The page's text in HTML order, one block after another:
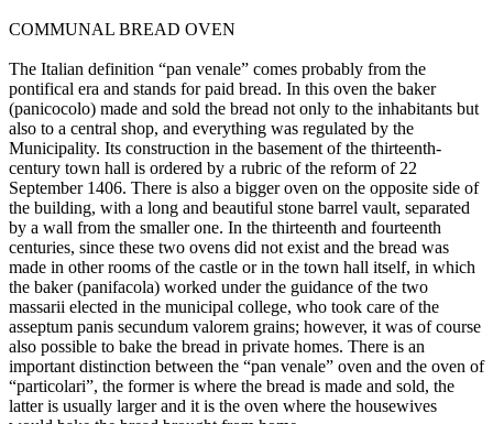
COMMUNAL BREAD OVEN
The Italian definition “pan venale” comes probably from the
pontifical era and stands for paid bread. In this oven the baker
(panicocolo) made and sold the bread not only to the inhabitants but
also to a central shop, and everything was regulated by the
Municipality. Its construction in the basement of the thirteenth-
century town hall is ordered by a rubric of the reform of 22
September 1406. There is also a bigger oven on the opposite side of
the building, with a long and beautiful stone barrel vault, separated
by a wall from the smaller one. In the thirteenth and fourteenth
centuries, since these two ovens did not exist and the bread was
made in other rooms of the castle or in the town hall itself, in which
the baker (panifacola) worked under the guidance of the two
massarii elected in the municipal college, who took care of the
asseptum panis secundum valorem grains; however, it was of course
also possible to bake the bread in private homes. There is an
important distinction between the “pan venale” oven and the oven of
“particolari”, the former is where the bread is made and sold, the
latter is usually larger and it is the oven where the housewives